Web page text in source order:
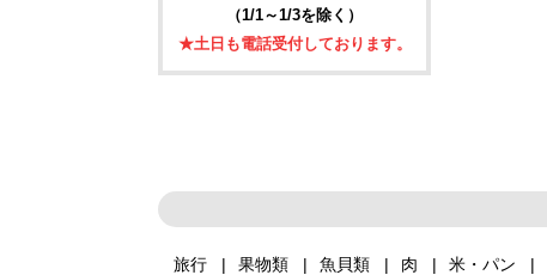
（1/1～1/3を除く）
★土日も電話受付しております。
旅行 果物類 魚貝類 肉 米・パン